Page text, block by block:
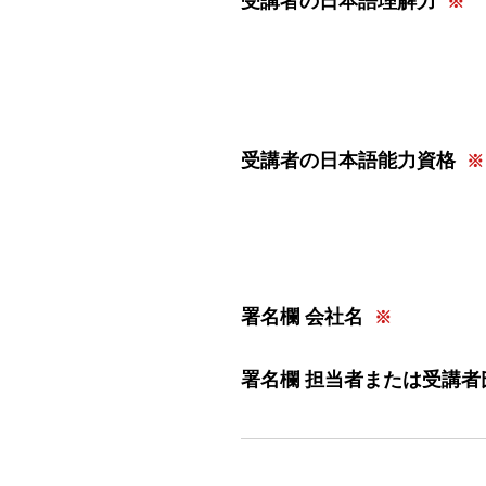
受講者の日本語能力資格
署名欄 会社名
署名欄 担当者または受講者